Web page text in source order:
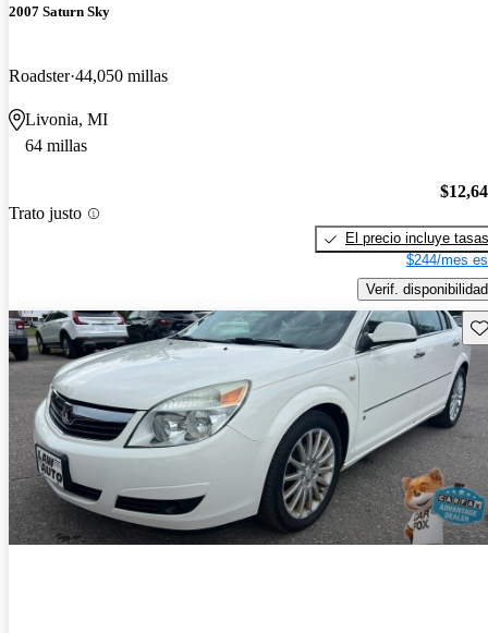
2007 Saturn Sky
Roadster 44,050 millas
Livonia, MI
64 millas
Trato justo
El precio incluye tasas
$244/mes
Verif. disponibilidad